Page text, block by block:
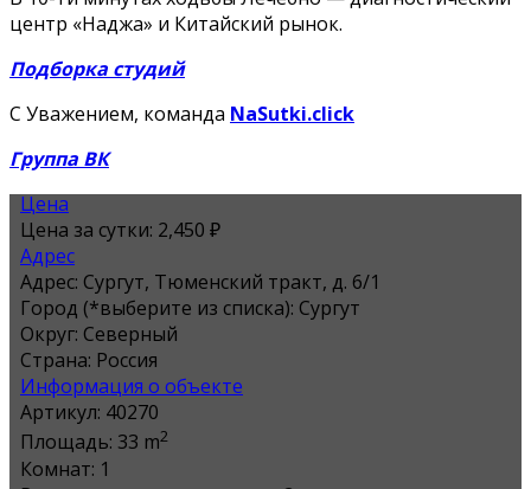
центр «Наджа» и Китайский рынок.
Подборка студий
С Уважением, команда NaSutki.click
Группа ВК
Цена
Цена за сутки: 2,450 ₽
Адрес
Адрес: Сургут, Тюменский тракт, д. 6/1
Город (*выберите из списка): Сургут
Округ: Северный
Страна: Россия
Информация о объекте
Артикул: 40270
Площадь: 33 m2
Комнат: 1